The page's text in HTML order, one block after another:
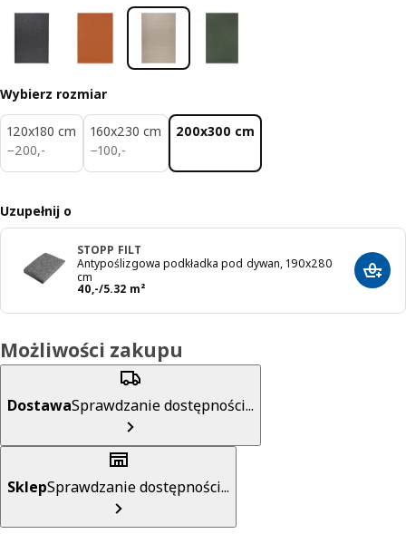
Wybierz rozmiar
120x180 cm
−200,-
200,-
160x230 cm
−100,-
100,-
200x300 cm
Uzupełnij o
STOPP FILT
Antypoślizgowa podkładka pod dywan, 190x280
cm
40,-/5.32 m²
Cena 40,-/5.32 m²
Możliwości zakupu
DostawaSprawdzanie dostępności...
SklepSprawdzanie dostępności...